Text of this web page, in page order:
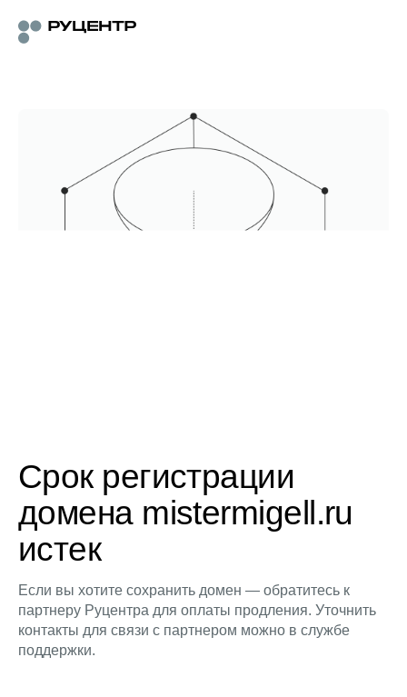
Срок регистрации
домена mistermigell.ru
истек
Если вы хотите сохранить домен — обратитесь к
партнеру Руцентра для оплаты продления. Уточнить
контакты для связи с партнером можно в службе
поддержки.